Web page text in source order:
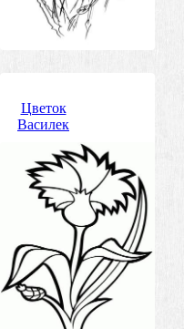
Цветок
Василек